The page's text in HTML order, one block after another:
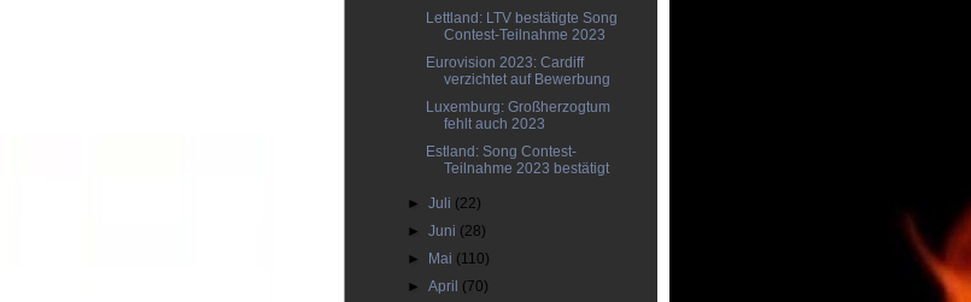
Lettland: LTV bestätigte Song
Contest-Teilnahme 2023
Eurovision 2023: Cardiff
verzichtet auf Bewerbung
Luxemburg: Großherzogtum
fehlt auch 2023
Estland: Song Contest-
Teilnahme 2023 bestätigt
►Juli (22)
►Juni (28)
►
Mai (110)
►April (70)